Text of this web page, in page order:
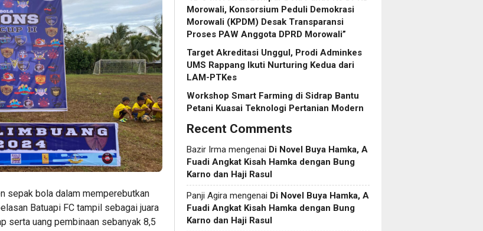
sepak bola dalam memperebutkan
Batuapi FC tampil sebagai juara
serta uang pembinaan sebanyak 8,5
Morowali, Konsorsium Peduli Demokrasi
Morowali (KPDM) Desak Transparansi
Proses PAW Anggota DPRD Morowali”
Target Akreditasi Unggul, Prodi Adminkes
UMS Rappang Ikuti Nurturing Kedua dari
LAM-PTKes
Workshop Smart Farming di Sidrap Bantu
Petani Kuasai Teknologi Pertanian Modern
Recent Comments
Bazir Irma mengenai Di Novel Buya Hamka, A
Fuadi Angkat Kisah Hamka dengan Bung
Karno dan Haji Rasul
Panji Agira mengenai Di Novel Buya Hamka, A
Fuadi Angkat Kisah Hamka dengan Bung
Karno dan Haji Rasul